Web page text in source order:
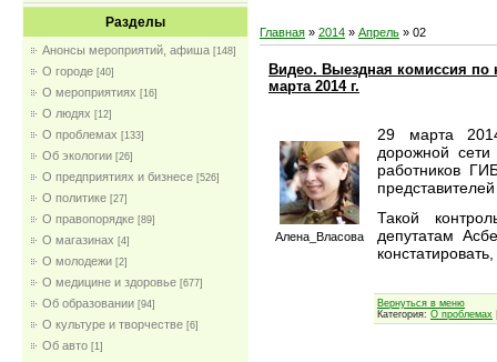
Разделы
Анонсы мероприятий, афиша [148]
О городе [40]
О мероприятиях [16]
О людях [12]
О проблемах [133]
Об экологии [26]
О предприятиях и бизнесе [526]
О политике [27]
О правопорядке [89]
О магазинах [4]
О молодежи [2]
О медицине и здоровье [677]
Об образовании [94]
О культуре и творчестве [6]
Об авто [1]
Главная » 2014 » Апрель » 02
Видео. Выездная комиссия по
марта 2014 г.
Алена_Власова
29 марта
дорожной сети
работников
Такой
депутатам
Вернуться в меню
Категория: О проблемах